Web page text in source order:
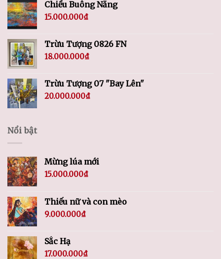
Chiều Buông Nắng
15.000.000₫
Trừu Tượng 0826 FN
18.000.000₫
Trừu Tượng 07 "Bay Lên"
20.000.000₫
Nổi bật
Mừng lúa mới
15.000.000₫
Thiếu nữ và con mèo
9.000.000₫
Sắc Hạ
17.000.000₫